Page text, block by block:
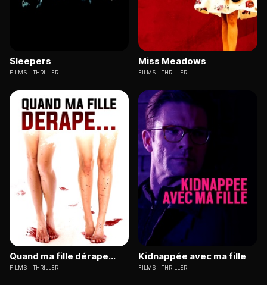
Sleepers
FILMS THRILLER
Miss Meadows
FILMS THRILLER
Quand ma fille dérape...
FILMS THRILLER
Kidnappée avec ma fille
FILMS THRILLER